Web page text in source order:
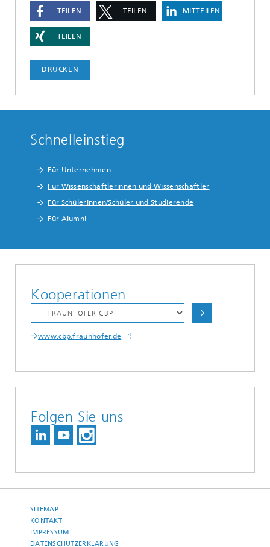
TEILEN TEILEN MITTEILEN
TEILEN
DRUCKEN
Schnelleinstieg
Für Unternehmen
Für Wissenschaftlerinnen und Wissenschaftler
Für Schülerinnen/Schüler und Studierende
Für Alumni
Kooperationen
www.cbp.fraunhofer.de
Folgen Sie uns
SITEMAP
KONTAKT
IMPRESSUM
DATENSCHUTZERKLÄRUNG